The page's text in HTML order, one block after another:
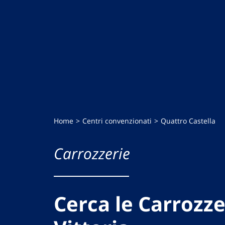
Home Centri convenzionati Quattro Castella
Carrozzerie
Cerca le